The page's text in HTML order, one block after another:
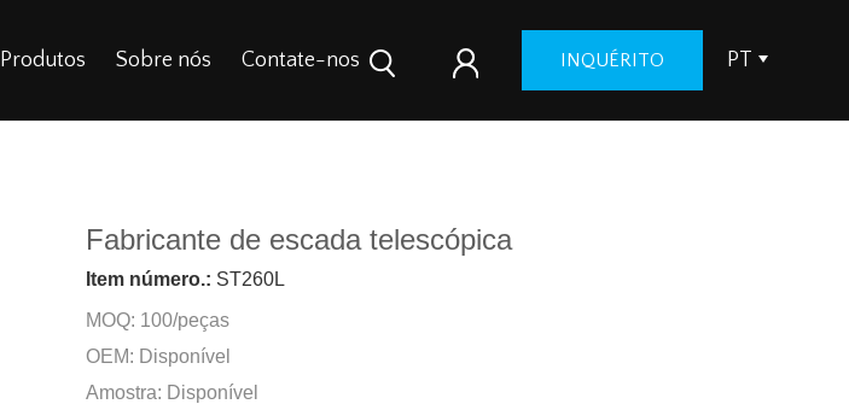
Produtos Sobre nós Contate-nos INQUÉRITO PT
Fabricante de escada telescópica
Item número.: ST260L
MOQ: 100/peças
OEM: Disponível
Amostra: Disponível